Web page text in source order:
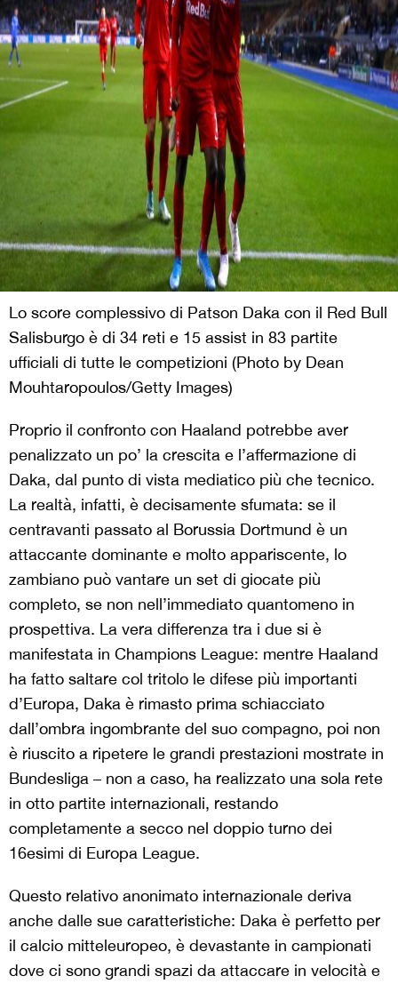
Lo score complessivo di Patson Daka con il Red Bull
Salisburgo è di 34 reti e 15 assist in 83 partite
ufficiali di tutte le competizioni (Photo by Dean
Mouhtaropoulos/Getty Images)
Proprio il confronto con Haaland potrebbe aver
penalizzato un po’ la crescita e l’affermazione di
Daka, dal punto di vista mediatico più che tecnico.
La realtà, infatti, è decisamente sfumata: se il
centravanti passato al Borussia Dortmund è un
attaccante dominante e molto appariscente, lo
zambiano può vantare un set di giocate più
completo, se non nell’immediato quantomeno in
prospettiva. La vera differenza tra i due si è
manifestata in Champions League: mentre Haaland
ha fatto saltare col tritolo le difese più importanti
d’Europa, Daka è rimasto prima schiacciato
dall’ombra ingombrante del suo compagno, poi non
è riuscito a ripetere le grandi prestazioni mostrate in
Bundesliga – non a caso, ha realizzato una sola rete
in otto partite internazionali, restando
completamente a secco nel doppio turno dei
16esimi di Europa League.
Questo relativo anonimato internazionale deriva
anche dalle sue caratteristiche: Daka è perfetto per
il calcio mitteleuropeo, è devastante in campionati
dove ci sono grandi spazi da attaccare in velocità e